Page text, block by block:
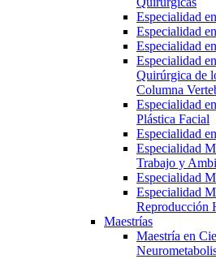
Especialidad
Especialidad
Especialidad
Especialidad
Quirúrgica de
Columna
Especialidad
Plástica Facial
Especialidad
Especialidad
Trabajo y
Especialidad
Especialidad
Reproducción
Maestrías
Maestría en